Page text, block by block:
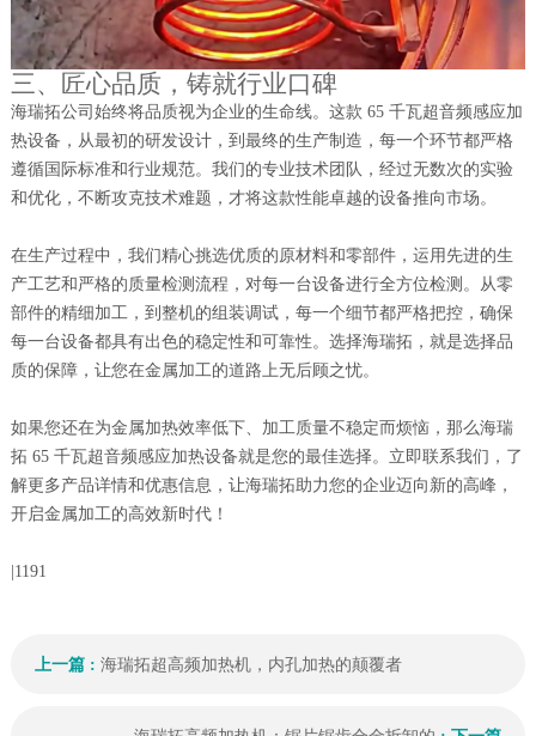
三、匠心品质，铸就行业口碑
海瑞拓公司始终将品质视为企业的生命线。这款 65 千瓦超音频感应加
热设备，从最初的研发设计，到最终的生产制造，每一个环节都严格
遵循国际标准和行业规范。我们的专业技术团队，经过无数次的实验
和优化，不断攻克技术难题，才将这款性能卓越的设备推向市场。
在生产过程中，我们精心挑选优质的原材料和零部件，运用先进的生
产工艺和严格的质量检测流程，对每一台设备进行全方位检测。从零
部件的精细加工，到整机的组装调试，每一个细节都严格把控，确保
每一台设备都具有出色的稳定性和可靠性。选择海瑞拓，就是选择品
质的保障，让您在金属加工的道路上无后顾之忧。
如果您还在为金属加热效率低下、加工质量不稳定而烦恼，那么海瑞
拓 65 千瓦超音频感应加热设备就是您的最佳选择。立即联系我们，了
解更多产品详情和优惠信息，让海瑞拓助力您的企业迈向新的高峰，
开启金属加工的高效新时代！
1191
上一篇 : 海瑞拓超高频加热机，内孔加热的颠覆者